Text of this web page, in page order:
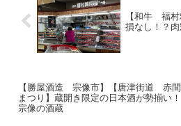
【和牛 福
損なし！？
【勝屋酒造 宗像市】【唐津街道 赤間
まつり】蔵開き限定の日本酒が勢揃い！
宗像の酒蔵